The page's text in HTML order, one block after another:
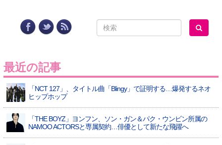
最近の記事
「NCT 127」、タイトル曲「Blingy」で証明する…爆発するネオ
ヒップホップ
「THE BOYZ」ヨンフン、ソン・ガン＆パク・ウンビン所属の
NAMOO ACTORSと専属契約…俳優として新たな飛躍へ